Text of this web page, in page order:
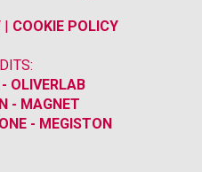
| COOKIE POLICY
OLIVERLAB
- MAGNET
- MEGISTON